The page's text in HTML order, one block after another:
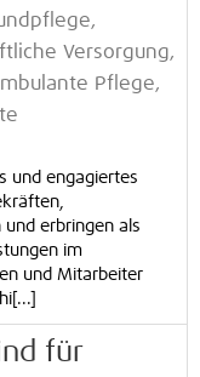
Versorgung,
Pflege,
und engagiertes
erbringen als
im
und Mitarbeiter
für